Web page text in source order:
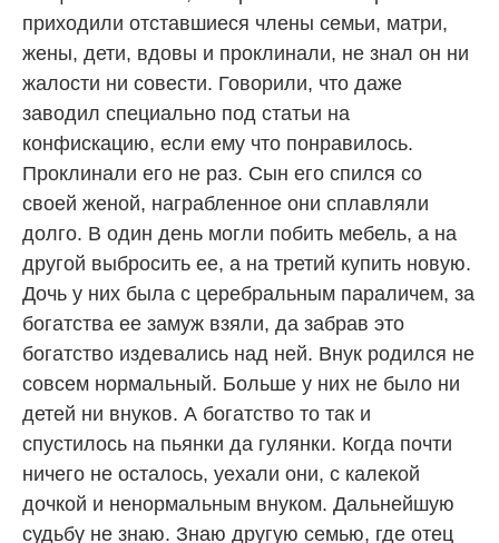
приходили отставшиеся члены семьи, матри,
жены, дети, вдовы и проклинали, не знал он ни
жалости ни совести. Говорили, что даже
заводил специально под статьи на
конфискацию, если ему что понравилось.
Проклинали его не раз. Сын его спился со
своей женой, награбленное они сплавляли
долго. В один день могли побить мебель, а на
другой выбросить ее, а на третий купить новую.
Дочь у них была с церебральным параличем, за
богатства ее замуж взяли, да забрав это
богатство издевались над ней. Внук родился не
совсем нормальный. Больше у них не было ни
детей ни внуков. А богатство то так и
спустилось на пьянки да гулянки. Когда почти
ничего не осталось, уехали они, с калекой
дочкой и ненормальным внуком. Дальнейшую
судьбу не знаю. Знаю другую семью, где отец